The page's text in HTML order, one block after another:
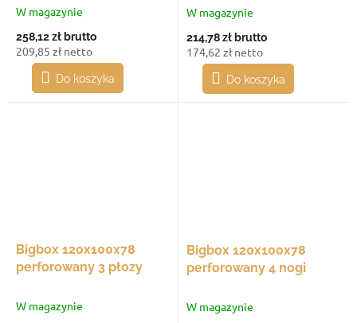
W magazynie
258,12 zł brutto
209,85 zł netto
Do koszyka
W magazynie
214,78 zł brutto
174,62 zł netto
Do koszyka
Bigbox 120x100x78
perforowany 3 płozy
W magazynie
Bigbox 120x100x78
perforowany 4 nogi
W magazynie